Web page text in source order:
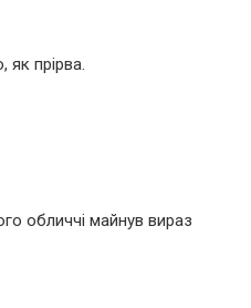
прірва.
обличчі майнув вираз